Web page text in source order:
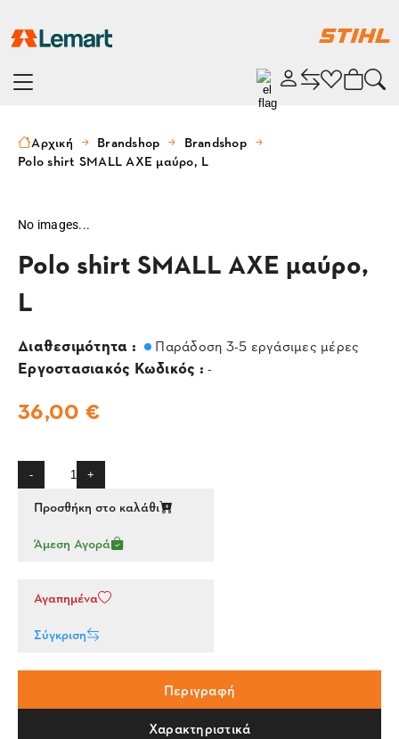
Αρχική Brandshop
Brandshop
Polo shirt SMALL AXE μαύρο, L
No images...
Polo shirt SMALL AXE μαύρο,
L
Διαθεσιμότητα : Παράδοση 3-5 εργάσιμες μέρες
Εργοστασιακός Κωδικός : -
36,00 €
- +
Προσθήκη στο καλάθι
Άμεση Αγορά
Αγαπημένα
Σύγκριση
Περιγραφή
Χαρακτηριστικά